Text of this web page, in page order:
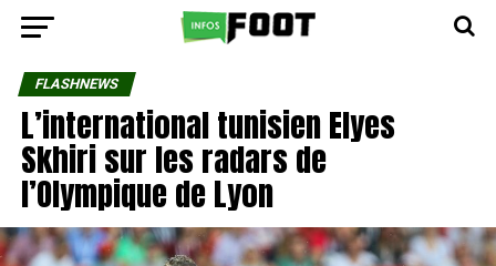
FLASHNEWS
L’international tunisien Elyes
Skhiri sur les radars de
l’Olympique de Lyon